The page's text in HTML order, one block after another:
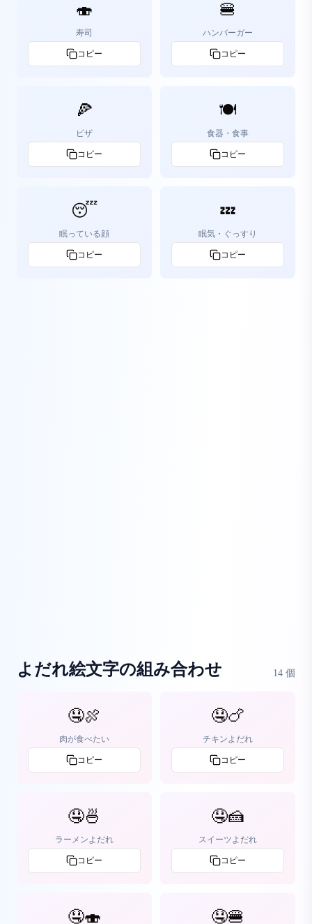
🍣
寿司
コピー
🍔
ハンバーガー
コピー
🍕
ピザ
コピー
🍽️
食器・食事
コピー
😴
眠っている顔
コピー
💤
眠気・ぐっすり
コピー
よだれ絵文字の組み合わせ 14 個
🤤🍖
肉が食べたい
コピー
🤤🍗
チキンよだれ
コピー
🤤🍜
ラーメンよだれ
コピー
🤤🍰
スイーツよだれ
コピー
🤤🍣 🤤🍔